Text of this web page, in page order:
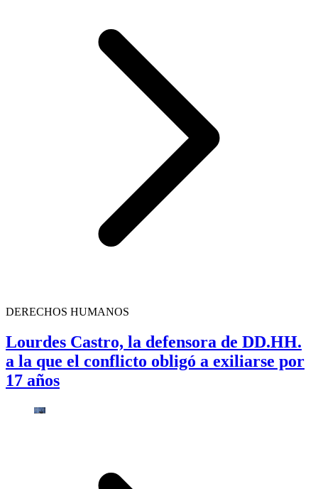
DERECHOS HUMANOS
Lourdes Castro, la defensora de DD.HH.
a la que el conflicto obligó a exiliarse por
17 años